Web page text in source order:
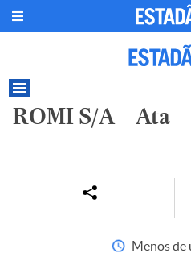
ROMI S/A – Ata
Menos de